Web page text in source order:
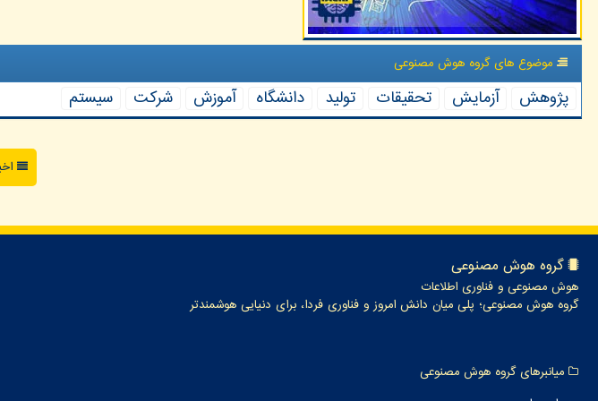
موضوع های گروه هوش مصنوعی
پژوهش آزمایش تحقیقات تولید دانشگاه آموزش شركت سیستم
گروه هوش مصنوعی
هوش مصنوعی و فناوری اطلاعات
گروه هوش مصنوعی؛ پلی میان دانش امروز و فناوری فردا، برای دنیایی هوشمندتر
میانبرهای گروه هوش مصنوعی